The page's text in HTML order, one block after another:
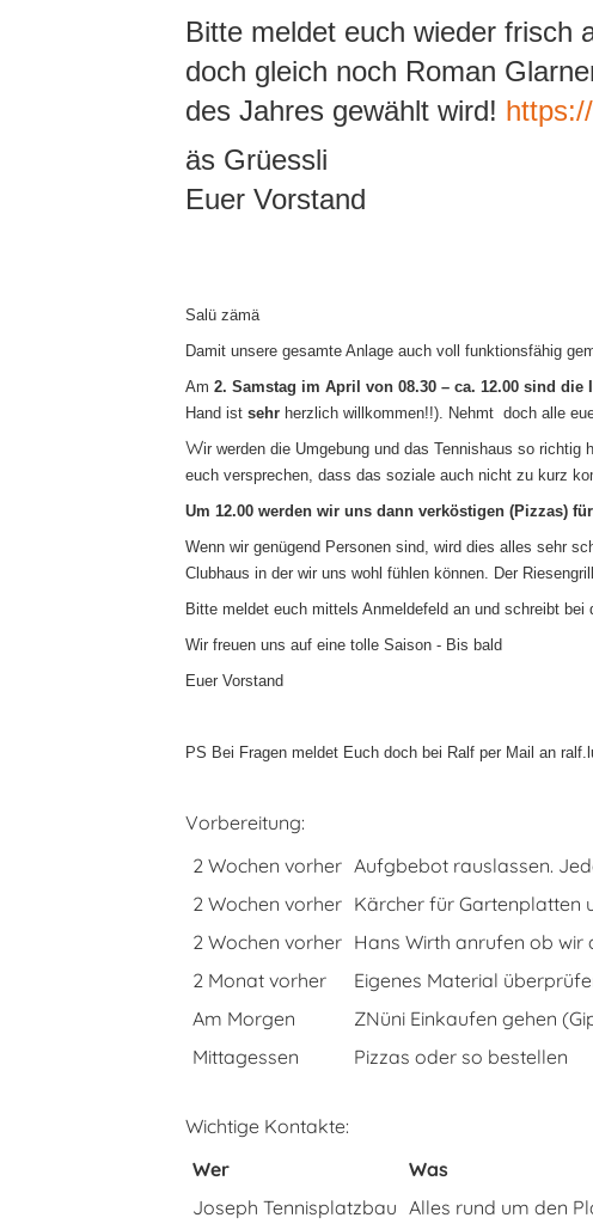
Bitte meldet euch wieder frisch
doch gleich noch Roman
des Jahres gewählt wird!
äs Grüessli
Euer Vorstand
Salü zämä
Damit unsere gesamte Anlage auch voll funktionsfähig
Am 2. Samstag im April von 08.30 – ca. 12.00 sind
Hand ist sehr herzlich willkommen!!). Nehmt doch alle
Wir werden die Umgebung und das Tennishaus so
euch versprechen, dass das soziale auch nicht zu kurz
Um 12.00 werden wir uns dann verköstigen (Pizzas)
Wenn wir genügend Personen sind, wird dies alles sehr
Clubhaus in der wir uns wohl fühlen können. Der
Bitte meldet euch mittels Anmeldefeld an und schreibt
Wir freuen uns auf eine tolle Saison - Bis bald
Euer Vorstand
PS Bei Fragen meldet Euch doch bei Ralf per Mail an
Vorbereitung:
2 Wochen vorher Aufgbebot rauslassen.
2 Wochen vorher Kärcher für Gartenplatten
2 Wochen vorher Hans Wirth anrufen ob wir
2 Monat vorher
Eigenes Material
Am Morgen
ZNüni Einkaufen gehen
Mittagessen
Pizzas oder so bestellen
Wichtige Kontakte:
Wer
Was
Joseph Tennisplatzbau Alles rund um den